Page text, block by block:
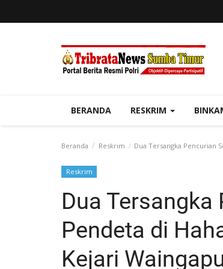
BERANDA RESKRIM
Beranda Reskrim Dua Tersangka Pencurian
Reskrim
Dua
Pendeta di
Kejari